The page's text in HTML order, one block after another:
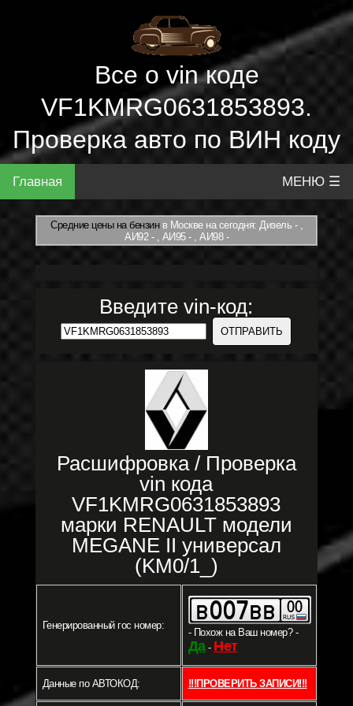
Все о vin коде
VF1KMRG0631853893.
Проверка авто по ВИН коду
Главная МЕНЮ ☰
Средние цены на бензинв Москве на сегодня: Дизель - ,
АИ92 - , АИ95 - , АИ98 -
Введите vin-код:
Расшифровка / Проверка
vin кода
VF1KMRG0631853893
марки RENAULT модели
MEGANE II универсал
(KM0/1_)
Генерированный гос номер:
- Похож на Ваш номер? -
Да- Нет
Данные по АВТОКОД: !!!ПРОВЕРИТЬ ЗАПИСИ!!!